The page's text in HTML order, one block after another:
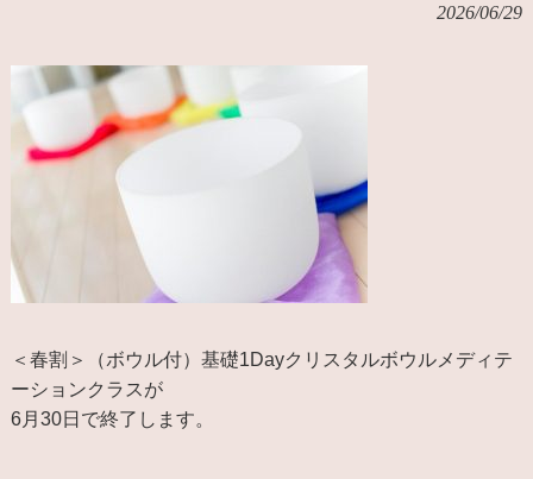
2026/06/29
＜春割＞（ボウル付）基礎1Dayクリスタルボウルメディテ
ーションクラスが
6月30日で終了します。